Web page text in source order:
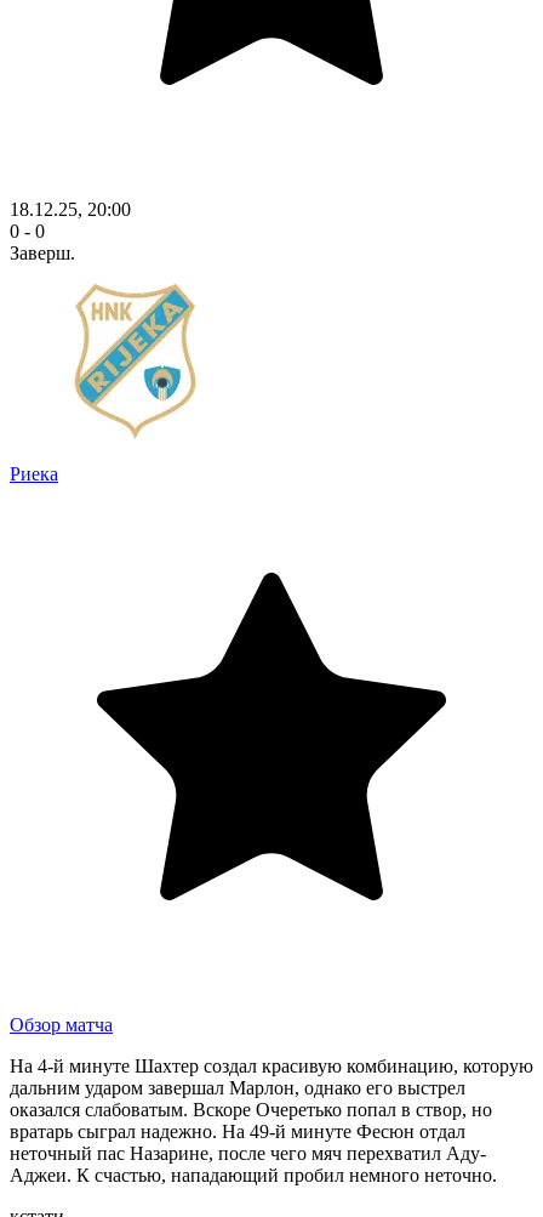
18.12.25, 20:00
0 - 0
Заверш.
Риека
Обзор матча
На 4-й минуте Шахтер создал красивую комбинацию, которую
дальним ударом завершал Марлон, однако его выстрел
оказался слабоватым. Вскоре Очеретько попал в створ, но
вратарь сыграл надежно. На 49-й минуте Фесюн отдал
неточный пас Назарине, после чего мяч перехватил Аду-
Аджеи. К счастью, нападающий пробил немного неточно.